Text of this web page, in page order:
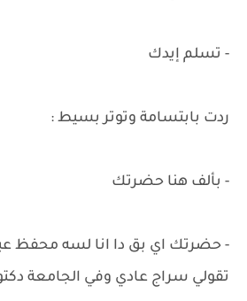
- تسلم إيدك
ردت بابتسامة وتوتر بسيط :
- بألف هنا حضرتك
- حضرتك اي بق دا انا لسه محفظ
تقولي سراج عادي وفي الجامعة